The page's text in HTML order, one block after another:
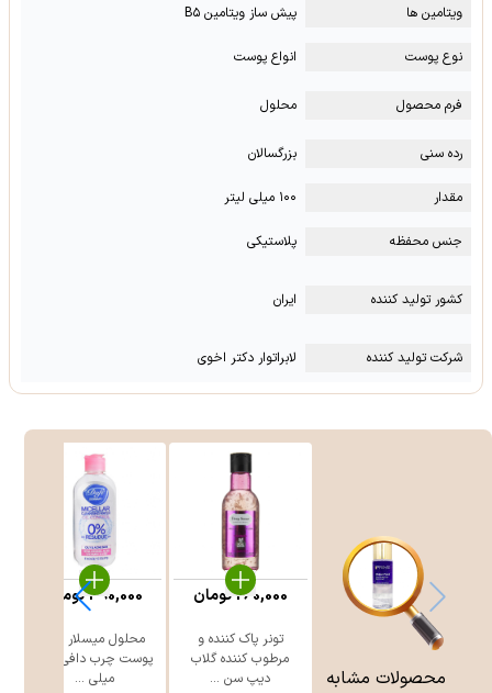
ویتامین ها
پیش ساز ویتامین B۵
نوع پوست انواع پوست
فرم محصول محلول
رده سنی بزرگسالان
مقدار ۱۰۰ میلی لیتر
جنس محفظه پلاستیکی
کشور تولید کننده ایران
شرکت تولید کننده لابراتوار دکتر اخوی
محصولات مشابه
تونر پاک کننده و
مرطوب کننده گلاب
دیپ سن ...
260,000تومان
محلول میسلار واتر
میلی ...
390,000تومان